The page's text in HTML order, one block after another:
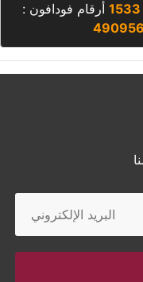
1533 أرقام فودافون :